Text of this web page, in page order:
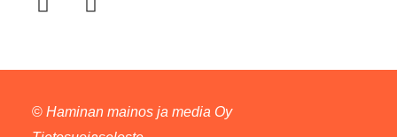
© Haminan mainos ja media Oy